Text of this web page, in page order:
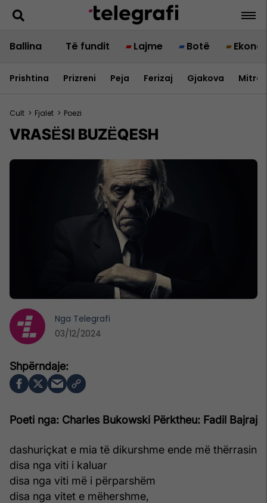
Ballina Të fundit Lajme Botë
Prishtina Prizreni Peja Ferizaj Gjakova
Cult > Fjalet > Poezi
VRASЁSI BUZЁQESH
Poeti nga: Charles Bukowski Përktheu: Fadil Bajraj
dashuriçkat e mia të dikurshme ende më thërrasin
disa nga viti i kaluar
disa nga viti më i përparshëm
disa nga vitet e mëhershme,
Nga Telegrafi
03/12/2024